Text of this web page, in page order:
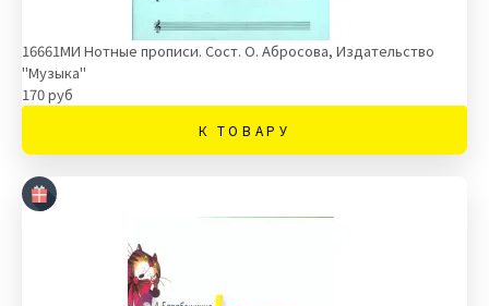
16661МИ Нотные прописи. Сост. О. Абросова, Издательство
"Музыка"
170 руб
К ТОВАРУ